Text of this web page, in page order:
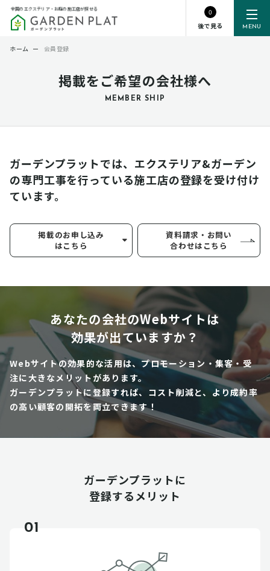
MENU
全国のエクステリア・お庭の施工店が探せる
0
後で見る
掲載をご希望の会社様へ
MEMBER SHIP
ホーム ー 会員登録
ガーデンプラットでは、エクステリア&ガーデン
の専門工事を行っている施工店の登録を受け付け
ています。
掲載のお申し込み
はこちら
資料請求・お問い
合わせはこちら
あなたの会社のWebサイトは
効果が出ていますか？
Webサイトの効果的な活用は、プロモーション・集客・受
注に大きなメリットがあります。
ガーデンプラットに登録すれば、コスト削減と、より成約率
の高い顧客の開拓を両立できます！
ガーデンプラットに
登録するメリット
01